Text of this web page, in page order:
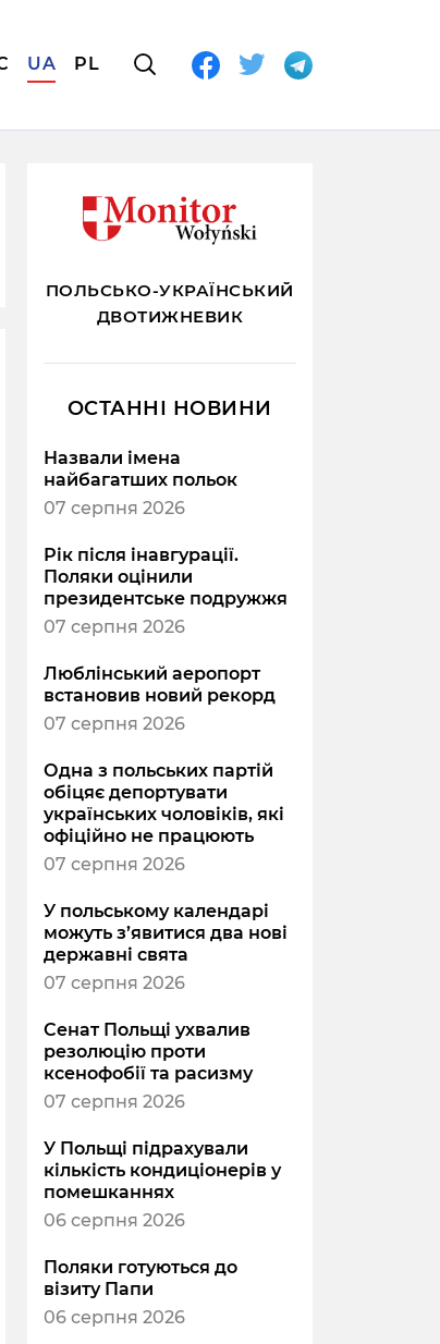
UA PL
ПОЛЬСЬКО-УКРАЇНСЬКИЙ
ДВОТИЖНЕВИК
ОСТАННІ НОВИНИ
Назвали імена
найбагатших польок
07 серпня 2026
Рік після інавгурації.
Поляки оцінили
президентське подружжя
07 серпня 2026
Люблінський аеропорт
встановив новий рекорд
07 серпня 2026
Одна з польських партій
обіцяє депортувати
українських чоловіків, які
офіційно не працюють
07 серпня 2026
У польському календарі
можуть з’явитися два нові
державні свята
07 серпня 2026
Сенат Польщі ухвалив
резолюцію проти
ксенофобії та расизму
07 серпня 2026
У Польщі підрахували
кількість кондиціонерів у
помешканнях
06 серпня 2026
Поляки готуються до
візиту Папи
06 серпня 2026